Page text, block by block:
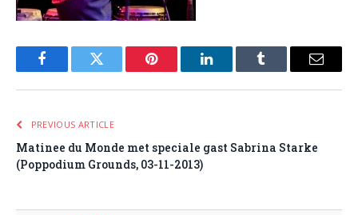
FacebookTwitter Pinterest LinkedInTumblr Email
PREVIOUS ARTICLE
Matinee du Monde met speciale gast Sabrina Starke
(Poppodium Grounds, 03-11-2013)